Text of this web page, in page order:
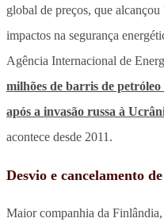
global de preços, que
impactos na segurança
Agência Internacional de
milhões de barris de petróleo
após a invasão russa à
acontece desde 2011.
Desvio e cancelamento
Maior companhia da